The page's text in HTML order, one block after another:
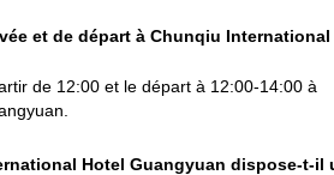
et de départ à Chunqiu International
de 12:00 et le départ à 12:00-14:00 à
Hotel Guangyuan dispose-t-il